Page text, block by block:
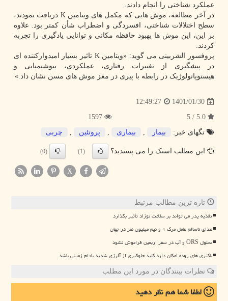
عملکرد شناختی را انجام دادند.
در آخر مطالعه، موش هایی که مکمل های ویتامین K دریافت نمودند،
سطح اختلالات شناختی، افسردگی و اضطراب شأن کمتر بود. علاوه
بر این، این موش ها بهبود حافظه مکانی و توانایی یادگیری را تجربه
کردند.
پروفسور الشربینی می گوید: «ویتامین K تاثیر بسیار امیدوارکننده ای
در پیشگیری از تغییرات رفتاری، عملکردی، بیوشیمیایی و
هیستوپاتولوژیک در رابطه با پیری در مغز موش های مسن نشان داد.»
1401/01/30
12:49:27
تگهای خبر:
بیمار , بیماری , پروتئین , چربی
این مطلب اسنک را می پسندید؟ (1)
(0)
X
تازه ترین مطالب مرتبط
تغذیه پدر می تواند بر سلامت نوزاد تأثیر بگذارد
غذای ناسالم عامل مرگ ۱ و نیم میلیون نفر در جهان
محلول ORS و آب در سفر اربعین فراموش نشود
باکتری های روده امکان دارد کلید جلوگیری از آلرژی شدید بادام زمینی باشد
نظرات بینندگان در مورد این مطلب
لطفا شما همنظر دهید